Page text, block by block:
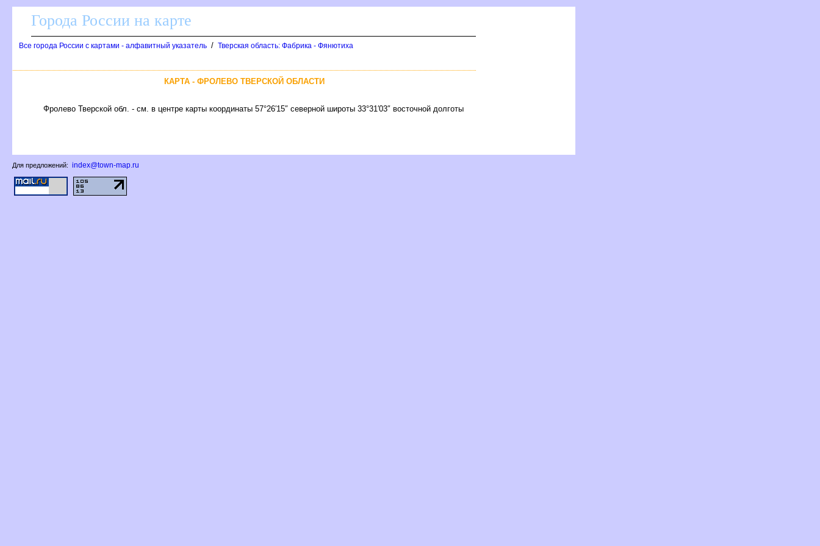
Города России на карте
се города России с картами - алфавитный указатель / Тверская область: Фабрика - Фянютиха
КАРТА - ФРОЛЕВО ТВЕРСКОЙ ОБЛАСТИ
Фролево Тверской обл. - см. в центре карты координаты 57°26′15″ северной широты 33°31′03″ восточной долготы
Для предложений: index@town-map.ru